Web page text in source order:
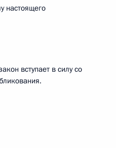
настоящего
вступает в силу со